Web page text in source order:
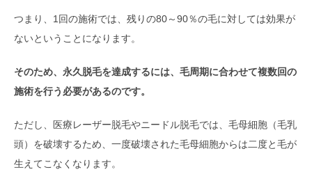
つまり、1回の施術では、残りの80～90％の毛に対しては効果が
ないということになります。
そのため、永久脱毛を達成するには、毛周期に合わせて複数回の
施術を行う必要があるのです。
ただし、医療レーザー脱毛やニードル脱毛では、毛母細胞（毛乳
頭）を破壊するため、一度破壊された毛母細胞からは二度と毛が
生えてこなくなります。